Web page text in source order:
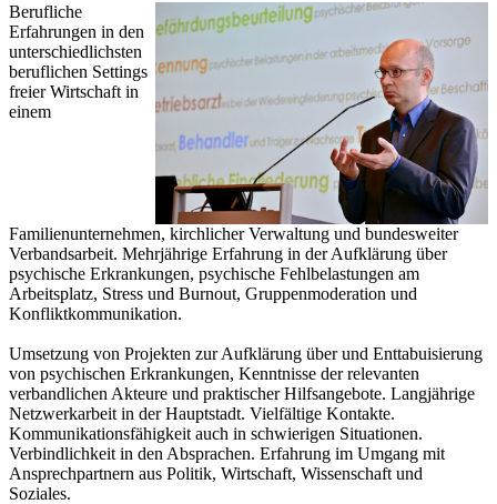
Berufliche
Erfahrungen in den
unterschiedlichsten
beruflichen Settings
freier Wirtschaft in
einem
Familienunternehmen, kirchlicher Verwaltung und bundesweiter
Verbandsarbeit. Mehrjährige Erfahrung in der Aufklärung über
psychische Erkrankungen, psychische Fehlbelastungen am
Arbeitsplatz, Stress und Burnout, Gruppenmoderation und
Konfliktkommunikation.
Umsetzung von Projekten zur Aufklärung über und Enttabuisierung
von psychischen Erkrankungen, Kenntnisse der relevanten
verbandlichen Akteure und praktischer Hilfsangebote. Langjährige
Netzwerkarbeit in der Hauptstadt. Vielfältige Kontakte.
Kommunikationsfähigkeit auch in schwierigen Situationen.
Verbindlichkeit in den Absprachen. Erfahrung im Umgang mit
Ansprechpartnern aus Politik, Wirtschaft, Wissenschaft und
Soziales.